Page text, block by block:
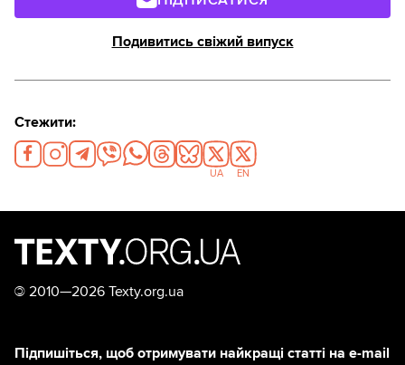
Подивитись свіжий випуск
Стежити:
UA EN
© 2010—2026 Texty.org.ua
Підпишіться, щоб отримувати найкращі статті на e-mail